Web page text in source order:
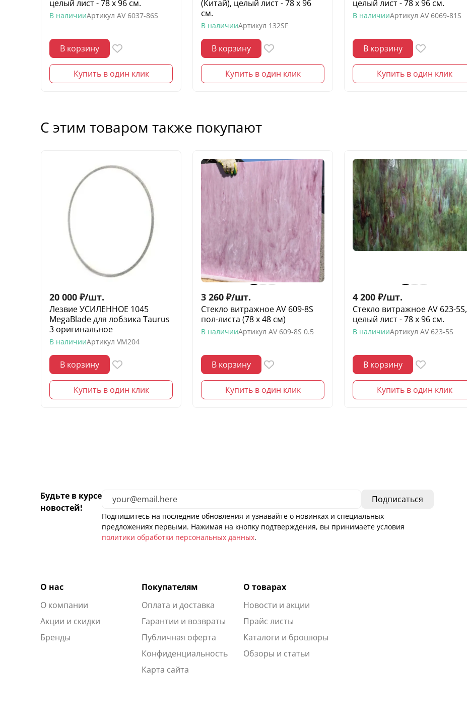
целый лист - 78 х 96 cм.
В наличииАртикул AV 6037-86S
В корзину
Купить в один клик
(Китай), целый лист - 78 х 96
cм.
В наличииАртикул 132SF
В корзину
Купить в один клик
целый лист - 78 х 96 cм.
В наличииАртикул AV 6069-81S
В корзину
Купить в один клик
С этим товаром также покупают
20 000 ₽/шт.
Лезвие УСИЛЕННОЕ 1045
MegaBlade для лобзика Taurus
3 оригинальное
В наличииАртикул VM204
В корзину
Купить в один клик
3 260 ₽/шт.
Стекло витражное AV 609-8S
пол-листа (78 х 48 см)
В наличииАртикул AV 609-8S 0.5
В корзину
Купить в один клик
4 200 ₽/шт.
Стекло витражное AV 623-5S,
целый лист - 78 х 96 cм.
В наличииАртикул AV 623-5S
В корзину
Купить в один клик
Будьте в курсе
новостей!
Подпишитесь на последние обновления и узнавайте о новинках и специальных
предложениях первыми. Нажимая на кнопку подтверждения, вы принимаете условия
политики обработки персональных данных.
О нас
О компании
Акции и скидки
Бренды
Покупателям
Оплата и доставка
Гарантии и возвраты
Публичная оферта
Конфиденциальность
Карта сайта
О товарах
Новости и акции
Прайс листы
Каталоги и брошюры
Обзоры и статьи